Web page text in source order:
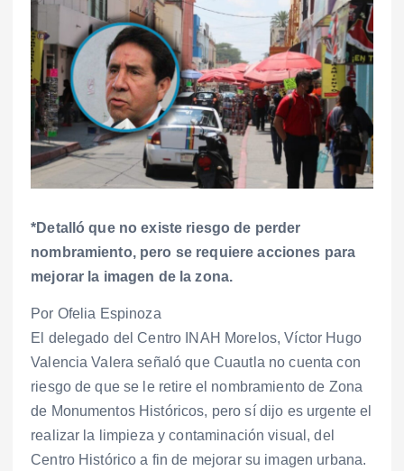
*Detalló que no existe riesgo de perder
nombramiento, pero se requiere acciones para
mejorar la imagen de la zona.
Por Ofelia Espinoza
El delegado del Centro INAH Morelos, Víctor Hugo
Valencia Valera señaló que Cuautla no cuenta con
riesgo de que se le retire el nombramiento de Zona
de Monumentos Históricos, pero sí dijo es urgente el
realizar la limpieza y contaminación visual, del
Centro Histórico a fin de mejorar su imagen urbana.